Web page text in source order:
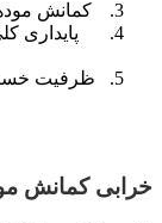
کمانش
پایداری
خرابی کمانش